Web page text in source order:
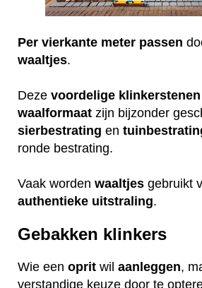
Per vierkante meter passen
waaltjes.
Deze voordelige klinkerstenen
waalformaat zijn bijzonder
sierbestrating en
ronde bestrating.
Vaak worden waaltjes gebruikt
authentieke uitstraling.
Gebakken klinkers
Wie een oprit wil aanleggen,
verstandige keuze door te